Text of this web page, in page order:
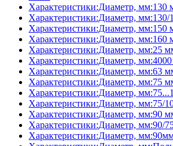
Характеристики:Диаметр, мм:130
Характеристики:Диаметр, мм:130/
Характеристики:Диаметр, мм:150
Характеристики:Диаметр, мм:160
Характеристики:Диаметр, мм:25
Характеристики:Диаметр,
Характеристики:Диаметр, мм:63
Характеристики:Диаметр, мм:75
Характеристики:Диаметр,
Характеристики:Диаметр, мм:75/
Характеристики:Диаметр, мм:90
Характеристики:Диаметр, мм:90/
Характеристики:Диаметр,